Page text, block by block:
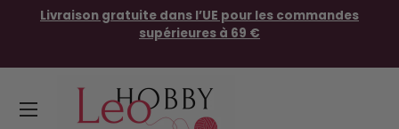
Aller au contenuFils Círculo originaux en Europe
Menu